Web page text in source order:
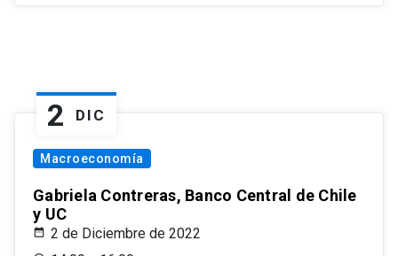
2 DIC
Macroeconomía
Gabriela Contreras, Banco Central de Chile
y UC
2 de Diciembre de 2022